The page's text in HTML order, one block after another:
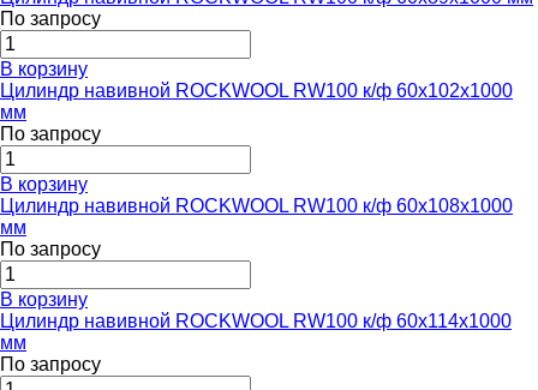
По запросу
В корзину
Цилиндр навивной ROCKWOOL RW100 к/ф 60x102x1000
мм
По запросу
В корзину
Цилиндр навивной ROCKWOOL RW100 к/ф 60x108x1000
мм
По запросу
В корзину
Цилиндр навивной ROCKWOOL RW100 к/ф 60x114x1000
мм
По запросу